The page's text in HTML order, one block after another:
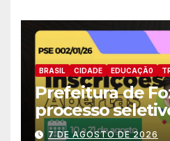
BRASIL CIDADE EDUCAÇÃ0
Prefeitura de
processo
estagiários
7 DE AGOSTO DE 2026